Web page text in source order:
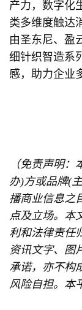
产力，数字化
类多维度触达
由圣东尼、盈
细针织智造系
感，助力企业
（免责声明
办)方或品牌(
播商业信息之
点及立场。本
利和法律责任
资讯文字、图
承诺，亦不构
风险自担。本